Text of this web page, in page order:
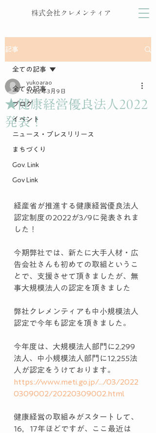
株式会社クレメンティア
記事
全ての記事
ブログ
イベント
ニュース・プレスリリース
まちづくり
Gov. Link
Gov Link
全ての記事
★健康経営優良法人2022
発表！
yukoarao
2022年3月9日
経産省が推進する健康経営優良法人
認定制度の2022が3/9に発表されま
した！
今期弊社では、新たに大手人材・広
告会社さんも初めての取組というこ
とで、支援させて頂きましたが、無
事大規模法人の認定を頂きました
弊社クレメンティアも中小規模法人
認定で今年も認定を頂きました。
今年度は、大規模法人部門に2,299
法人、中小規模法人部門に12,255法
人が認定をうけております。
https://www.meti.go.jp/.../03/2022
0309002/20220309002.html
健康経営の取組みがスタートして、
16，17年ほどですが、ここ最近は